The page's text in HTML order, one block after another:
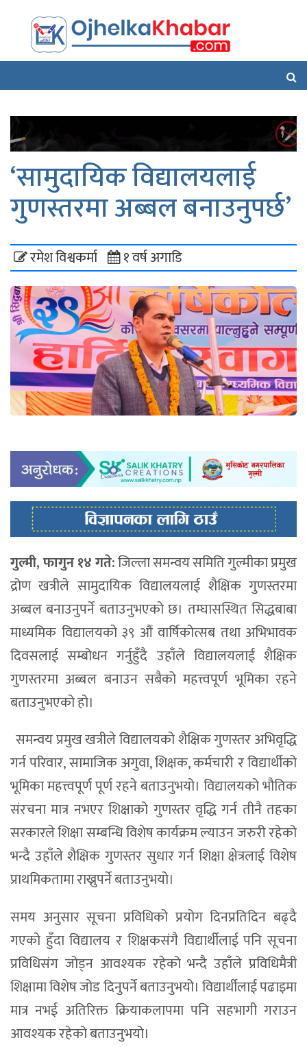
‘सामुदायिक विद्यालयलाई
गुणस्तरमा अब्बल बनाउनुपर्छ’
रमेश विश्वकर्मा १ वर्ष अगाडि
गुल्मी, फागुन १४ गते:जिल्ला समन्वय समिति गुल्मीका प्रमुख
द्रोण खत्रीले सामुदायिक विद्यालयलाई शैक्षिक गुणस्तरमा
अब्बल बनाउनुपर्ने बताउनुभएको छ। तम्घासस्थित सिद्धबाबा
माध्यमिक विद्यालयको ३९ औं वार्षिकोत्सब तथा अभिभावक
दिवसलाई सम्बोधन गर्नुहुँदै उहाँले विद्यालयलाई शैक्षिक
गुणस्तरमा अब्बल बनाउन सबैको महत्त्वपूर्ण भूमिका रहने
बताउनुभएको हो।
समन्वय प्रमुख खत्रीले विद्यालयको शैक्षिक गुणस्तर अभिवृद्धि
गर्न परिवार, सामाजिक अगुवा, शिक्षक, कर्मचारी र विद्यार्थीको
भूमिका महत्त्वपूर्ण पूर्ण रहने बताउनुभयो। विद्यालयको भौतिक
संरचना मात्र नभएर शिक्षाको गुणस्तर वृद्धि गर्न तीनै तहका
सरकारले शिक्षा सम्बन्धि विशेष कार्यक्रम ल्याउन जरुरी रहेको
भन्दै उहाँले शैक्षिक गुणस्तर सुधार गर्न शिक्षा क्षेत्रलाई विशेष
प्राथमिकतामा राख्नुपर्ने बताउनुभयो।
समय अनुसार सूचना प्रविधिको प्रयोग दिनप्रतिदिन बढ्दै
गएको हुँदा विद्यालय र शिक्षकसंगै विद्यार्थीलाई पनि सूचना
प्रविधिसंग जोड्न आवश्यक रहेको भन्दै उहाँले प्रविधिमैत्री
शिक्षामा विशेष जोड दिनुपर्ने बताउनुभयो। विद्यार्थीलाई पढाइमा
मात्र नभई अतिरिक्त क्रियाकलापमा पनि सहभागी गराउन
आवश्यक रहेको बताउनुभयो।